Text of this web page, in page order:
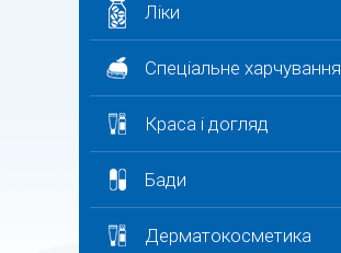
Ліки
Спеціальне харчування
Краса і догляд
Бади
Дерматокосметика